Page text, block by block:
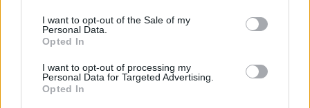
I want to opt-out of the Sale of my
Personal Data.
Opted In
I want to opt-out of processing my
Personal Data for Targeted Advertising.
Opted In